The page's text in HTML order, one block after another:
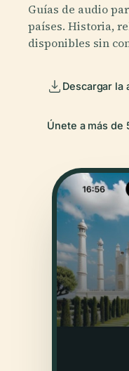
Guías de audio
países. Historia,
disponibles sin
Descargar la
Únete a más de